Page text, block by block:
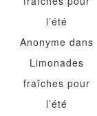
l’été
Anonyme dans
Limonades
fraîches pour
l’été